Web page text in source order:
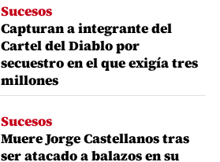
Sucesos
Capturan a integrante del
Cartel del Diablo por
secuestro en el que exigía tres
millones
Sucesos
Muere Jorge Castellanos tras
ser atacado a balazos en su